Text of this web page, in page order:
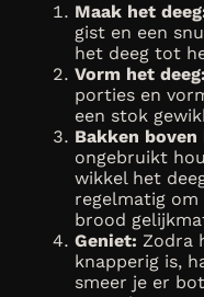
Maak het
gist en een
het deeg tot
Vorm het deeg:
porties en
een stok
Bakken
ongebruikt
wikkel het
regelmatig
brood
Geniet: Zodra
knapperig is,
smeer je er